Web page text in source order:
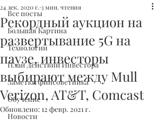
Все посты
Большая Картина
Технологии
План Действий Инвестора
Заметки финсоветника
Обучение
Новости
Рекордный аукцион на
развертывание 5G на
паузе, инвесторы
выбирают между Mull
Verizon, AT&T, Comcast
24 дек. 2020 г. 3 мин. чтения
Обновлено: 12 февр. 2021 г.